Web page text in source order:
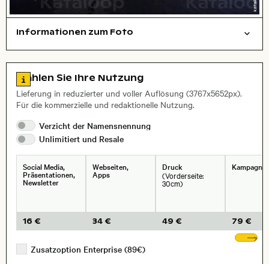
Informationen zum Foto
Zu den Lizenzinformationen springen
Wählen Sie Ihre Nutzung
Lieferung in reduzierter und voller Auflösung (3767x5652px).
Für die kommerzielle und redaktionelle Nutzung.
Verzicht der Namensnennung
Unlimitiert und Resale
Social Media,
Präsentationen,
Newsletter
16 €
Webseiten,
Apps
34 €
Druck
(Vorderseite:
30cm)
49 € 79 €
Zusatzoption Enterprise (89€)